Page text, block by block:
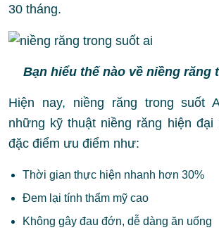
30 tháng.
Bạn hiểu thế nào về niềng răng
Hiện nay, niềng răng trong suốt
những kỹ thuật niềng răng hiện
đặc điểm ưu điểm như:
Thời gian thực hiện nhanh hơn 30%
Đem lại tính thẩm mỹ cao
Không gây đau đớn, dễ dàng ăn uống